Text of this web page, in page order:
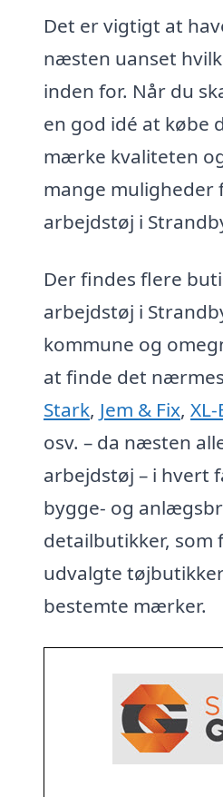
Det er vigtigt at
næsten uanset
inden for. Når du
en god idé at købe
mærke kvaliteten
mange
arbejdstøj i
Der findes flere
arbejdstøj i
kommune og
at finde det
Stark, Jem & Fix,
osv. – da næsten
arbejdstøj – i hvert
bygge- og
detailbutikker, som
udvalgte
bestemte mærker.